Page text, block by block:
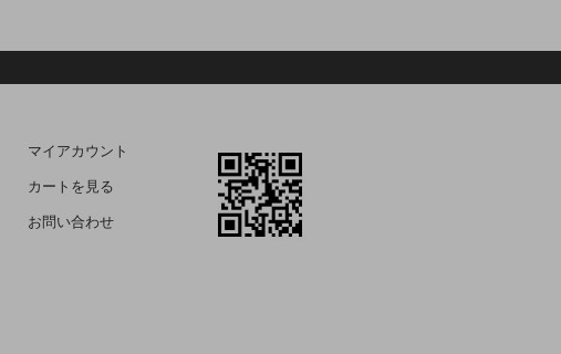
マイアカウント
カートを見る
お問い合わせ